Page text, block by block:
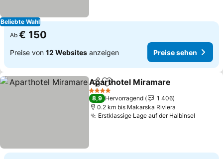
Beliebte Wahl
Ab € 150
Preise von 12 Websites anzeigen Preise sehen
TeilenZu Favoriten hinzufügen
Aparthotel Miramare
4 Sterne
8,9 Hervorragend
1 406
0.2 km bis Makarska Riviera
Erstklassige Lage auf der Halbinsel